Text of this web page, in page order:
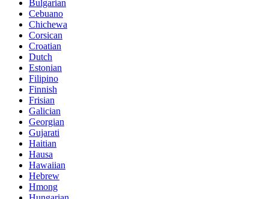
Bulgarian
Cebuano
Chichewa
Corsican
Croatian
Dutch
Estonian
Filipino
Finnish
Frisian
Galician
Georgian
Gujarati
Haitian
Hausa
Hawaiian
Hebrew
Hmong